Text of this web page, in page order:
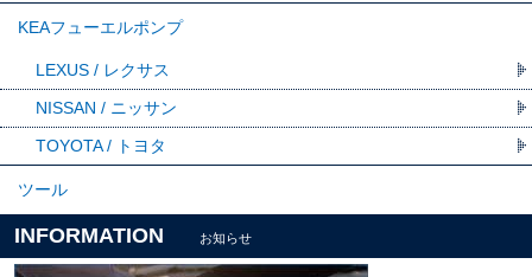
KEAフューエルポンプ
LEXUS / レクサス
NISSAN / ニッサン
TOYOTA / トヨタ
ツール
INFORMATION お知らせ